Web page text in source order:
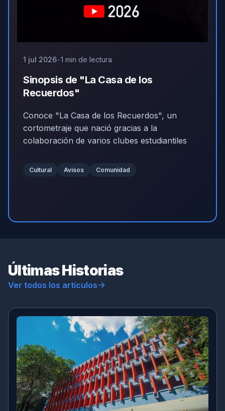
1 jul 2026 1 min de lectura
Sinopsis de "La Casa de los
Recuerdos"
Conoce "La Casa de los Recuerdos", un
cortometraje que nació gracias a la
colaboración de varios clubes estudiantiles
Cultural Avisos Comunidad
Últimas Historias
Ver todos los artículos